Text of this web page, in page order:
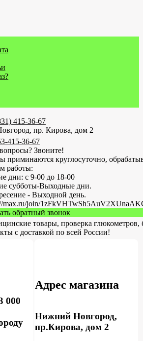
415-36-67
пр. Кирова, дом 2
415-36-67
Звоните!
приминаются круглосуточно,
работы:
дни: с 9-00 до 18-00
субботы-Выходные дни.
- Выходной день.
max.ru/join/
обратный звонок
товары, проверка глюкометров,
с доставкой по всей России!
000
Адрес магазина
Нижний Новгород,
пр.Кирова, дом 2